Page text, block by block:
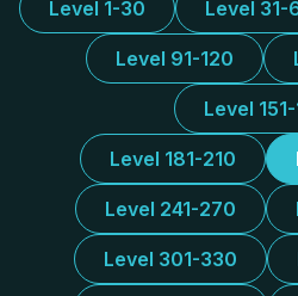
Level 1-30 Level 31-
Level 91-120
Level
Level 181-210
Level 241-270
Level 301-330